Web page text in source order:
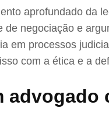
aprofundado da
de negociação e
em processos
com a ética e a
advogado